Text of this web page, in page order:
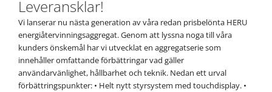
Leveransklar!
Vi lanserar nu nästa generation av våra redan prisbelönta HERU
energiåtervinningsaggregat. Genom att lyssna noga till våra
kunders önskemål har vi utvecklat en aggregatserie som
innehåller omfattande förbättringar vad gäller
användarvänlighet, hållbarhet och teknik. Nedan ett urval
förbättringspunkter: • Helt nytt styrsystem med touchdisplay. •